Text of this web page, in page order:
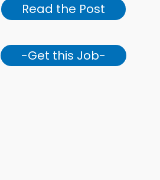
Read the Post
-Get this Job-